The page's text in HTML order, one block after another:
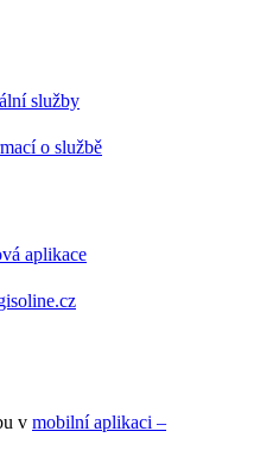
o službě
v mobilní aplikaci –